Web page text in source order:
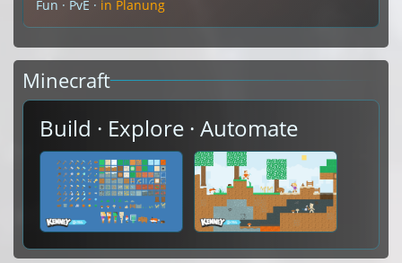
Fun · PvE · in Planung
Minecraft
Build · Explore · Automate